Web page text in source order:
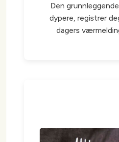
Den
dypere, registrer
dagers